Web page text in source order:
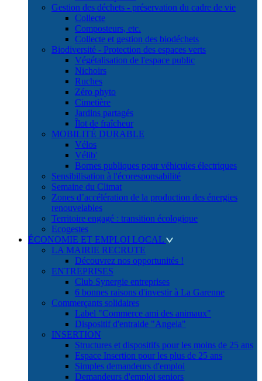
Gestion des déchets - préservation du cadre de vie
Collecte
Composteurs, etc.
Collecte et gestion des biodéchets
Biodiversité - Protection des espaces verts
Végétalisation de l'espace public
Nichoirs
Ruches
Zéro phyto
Cimetière
Jardins partagés
Îlot de fraîcheur
MOBILITÉ DURABLE
Vélos
Vélib'
Bornes publiques pour véhicules électriques
Sensibilisation à l'écoresponsabilité
Semaine du Climat
Zones d’accélération de la production des énergies
renouvelables
Territoire engagé : transition écologique
Ecogestes
ÉCONOMIE ET EMPLOI LOCAL
LA MAIRIE RECRUTE
Découvrez nos opportunités !
ENTREPRISES
Club Synergie entreprises
6 bonnes raisons d'investir à La Garenne
Commerçants solidaires
Label "Commerce ami des animaux"
Dispositif d'entraide "Angela"
INSERTION
Structures et dispositifs pour les moins de 25 ans
Espace Insertion pour les plus de 25 ans
Simples demandeurs d'emploi
Demandeurs d'emploi seniors